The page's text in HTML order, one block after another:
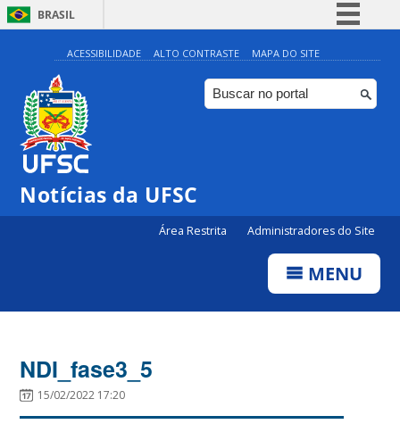
BRASIL
Simplifique!
Comunica BR
Participe
ACESSIBILIDADE ALTO CONTRASTE MAPA DO SITE
Notícias da UFSC
Área Restrita Administradores do Site
MENU
NDI_fase3_5
15/02/2022 17:20